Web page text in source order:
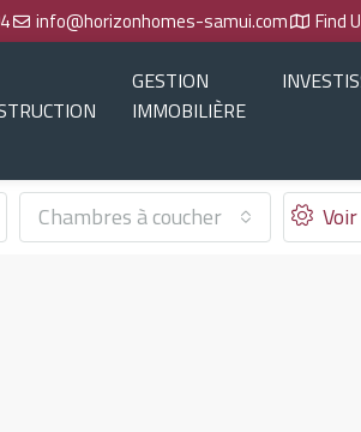
info@horizonhomes-samui.com Find
GESTION
IMMOBILIÈRE
Chambres à coucher